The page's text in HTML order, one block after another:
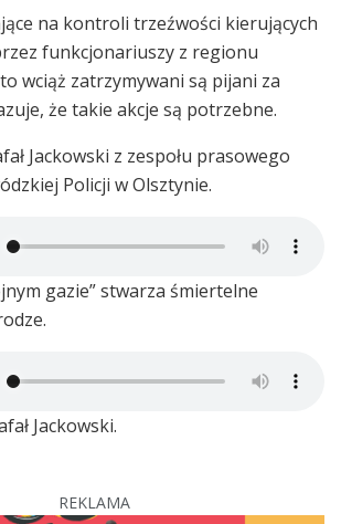
na kontroli trzeźwości kierujących
funkcjonariuszy z regionu
wciąż zatrzymywani są pijani za
że takie akcje są potrzebne.
Jackowski z zespołu prasowego
Policji w Olsztynie.
gazie” stwarza śmiertelne
Jackowski.
REKLAMA